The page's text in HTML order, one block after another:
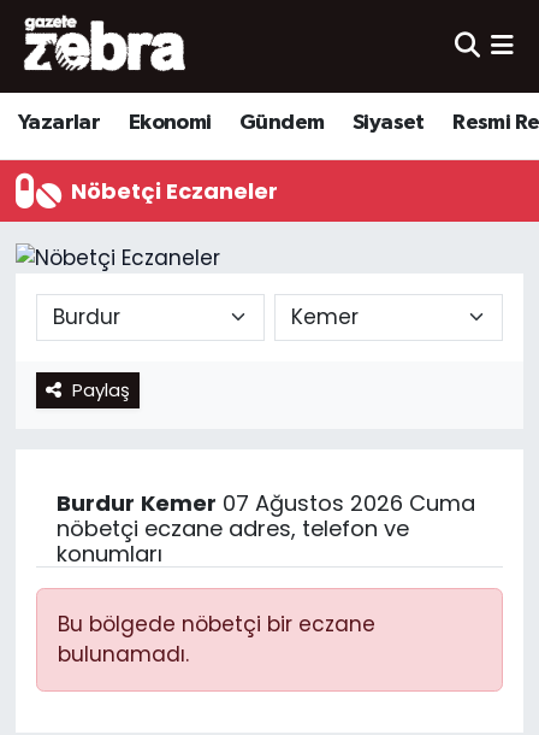
Yazarlar Ekonomi Gündem Siyaset Resmi
Nöbetçi Eczaneler
Paylaş
Burdur Kemer 07 Ağustos 2026 Cuma
nöbetçi eczane adres, telefon ve
konumları
Bu bölgede nöbetçi bir eczane
bulunamadı.
Yazarlar
Ekonomi
Kültür-Sanat
Yerel
Spor
Nöbetçi Eczaneler
Hava Durumu
Trafik Durumu
Süper Lig Puan Durumu ve Fikstür
Tüm Manşetler
Son Dakika Haberleri